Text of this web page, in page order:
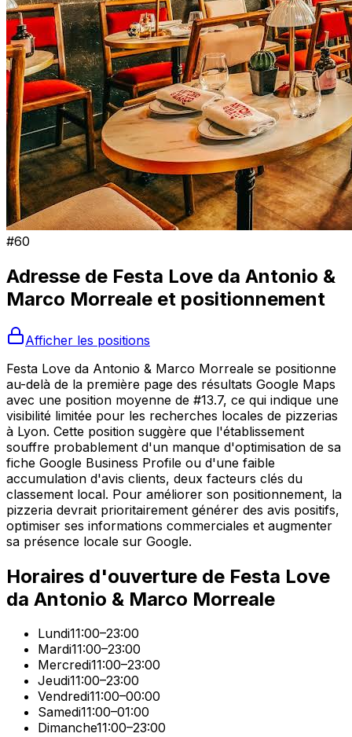
#60
Adresse de Festa Love da Antonio &
Marco Morreale et positionnement
Afficher les positions
Festa Love da Antonio & Marco Morreale se positionne
au-delà de la première page des résultats Google Maps
avec une position moyenne de #13.7, ce qui indique une
visibilité limitée pour les recherches locales de pizzerias
à Lyon. Cette position suggère que l'établissement
souffre probablement d'un manque d'optimisation de sa
fiche Google Business Profile ou d'une faible
accumulation d'avis clients, deux facteurs clés du
classement local. Pour améliorer son positionnement, la
pizzeria devrait prioritairement générer des avis positifs,
optimiser ses informations commerciales et augmenter
sa présence locale sur Google.
Horaires d'ouverture de Festa Love
da Antonio & Marco Morreale
Lundi11:00–23:00
Mardi11:00–23:00
Mercredi11:00–23:00
Jeudi11:00–23:00
Vendredi11:00–00:00
Samedi11:00–01:00
Dimanche11:00–23:00